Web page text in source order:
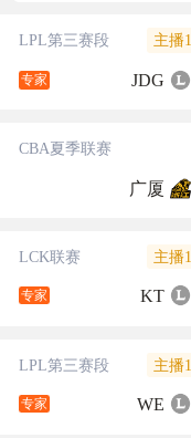
LPL第三赛段 主播1
专家 JDG
CBA夏季联赛
广厦
LCK联赛 主播1
专家 KT
LPL第三赛段 主播1
专家 WE